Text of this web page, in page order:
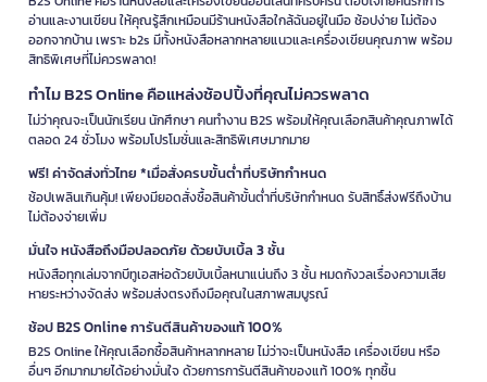
อ่านและงานเขียน ให้คุณรู้สึกเหมือนมีร้านหนังสือใกล้ฉันอยู่ในมือ ช้อปง่าย ไม่ต้อง
ออกจากบ้าน เพราะ b2s มีทั้งหนังสือหลากหลายแนวและเครื่องเขียนคุณภาพ พร้อม
สิทธิพิเศษที่ไม่ควรพลาด!
ทำไม B2S Online คือแหล่งช้อปปิ้งที่คุณไม่ควรพลาด
ไม่ว่าคุณจะเป็นนักเรียน นักศึกษา คนทำงาน B2S พร้อมให้คุณเลือกสินค้าคุณภาพได้
ตลอด 24 ชั่วโมง พร้อมโปรโมชั่นและสิทธิพิเศษมากมาย
ฟรี! ค่าจัดส่งทั่วไทย *เมื่อสั่งครบขั้นต่ำที่บริษัทกำหนด
ช้อปเพลินเกินคุ้ม! เพียงมียอดสั่งซื้อสินค้าขั้นต่ำที่บริษัทกำหนด รับสิทธิ์ส่งฟรีถึงบ้าน
ไม่ต้องจ่ายเพิ่ม
มั่นใจ หนังสือถึงมือปลอดภัย ด้วยบับเบิ้ล 3 ชั้น
หนังสือทุกเล่มจากบีทูเอสห่อด้วยบับเบิ้ลหนาแน่นถึง 3 ชั้น หมดกังวลเรื่องความเสีย
หายระหว่างจัดส่ง พร้อมส่งตรงถึงมือคุณในสภาพสมบูรณ์
ช้อป B2S Online การันตีสินค้าของแท้ 100%
B2S Online ให้คุณเลือกซื้อสินค้าหลากหลาย ไม่ว่าจะเป็นหนังสือ เครื่องเขียน หรือ
อื่นๆ อีกมากมายได้อย่างมั่นใจ ด้วยการการันตีสินค้าของแท้ 100% ทุกชิ้น